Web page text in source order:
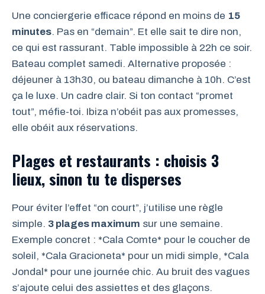
Une conciergerie efficace répond en moins de 15
minutes. Pas en “demain”. Et elle sait te dire non,
ce qui est rassurant. Table impossible à 22h ce soir.
Bateau complet samedi. Alternative proposée :
déjeuner à 13h30, ou bateau dimanche à 10h. C’est
ça le luxe. Un cadre clair. Si ton contact “promet
tout”, méfie-toi. Ibiza n’obéit pas aux promesses,
elle obéit aux réservations.
Plages et restaurants : choisis 3
lieux, sinon tu te disperses
Pour éviter l’effet “on court”, j’utilise une règle
simple. 3 plages maximum sur une semaine.
Exemple concret : *Cala Comte* pour le coucher de
soleil, *Cala Gracioneta* pour un midi simple, *Cala
Jondal* pour une journée chic. Au bruit des vagues
s’ajoute celui des assiettes et des glaçons.